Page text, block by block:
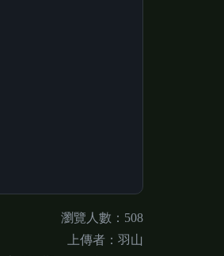
瀏覽人數：508
上傳者：羽山